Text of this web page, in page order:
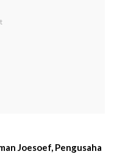
Joesoef, Pengusaha